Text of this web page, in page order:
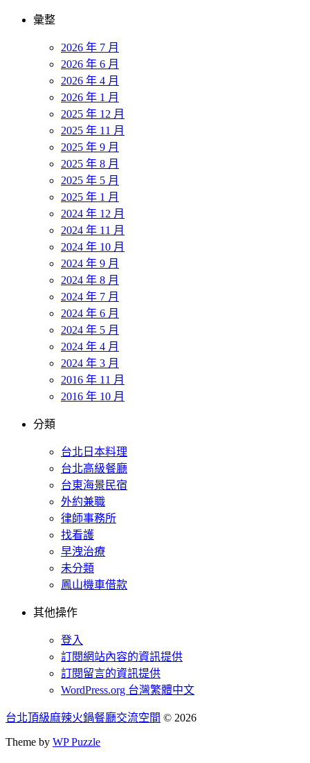
彙整
2026 年 7 月
2026 年 6 月
2026 年 4 月
2026 年 1 月
2025 年 12 月
2025 年 11 月
2025 年 9 月
2025 年 8 月
2025 年 5 月
2025 年 1 月
2024 年 12 月
2024 年 11 月
2024 年 10 月
2024 年 9 月
2024 年 8 月
2024 年 7 月
2024 年 6 月
2024 年 5 月
2024 年 4 月
2024 年 3 月
2016 年 11 月
2016 年 10 月
分類
台北日本料理
台北高級餐廳
台東海景民宿
外約兼職
律師事務所
找看護
早洩治療
未分類
鳳山機車借款
其他操作
登入
訂閱網站內容的資訊提供
訂閱留言的資訊提供
WordPress.org 台灣繁體中文
台北頂級麻辣火鍋餐廳交流空間 © 2026
Theme by WP Puzzle